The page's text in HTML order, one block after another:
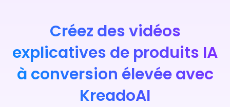
Créez des vidéos
explicatives de produits IA
à conversion élevée avec
KreadoAI